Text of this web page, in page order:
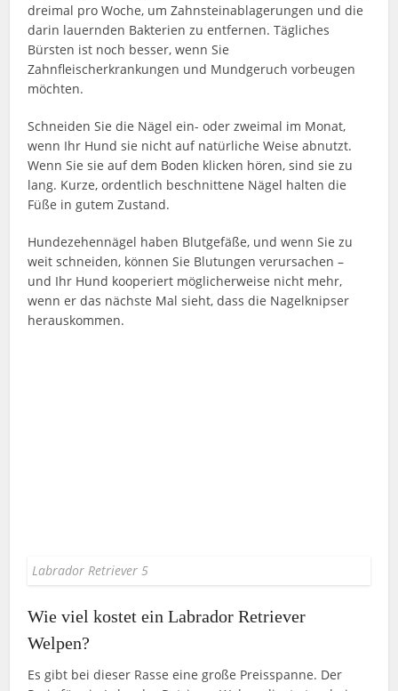
dreimal pro Woche, um Zahnsteinablagerungen und die
darin lauernden Bakterien zu entfernen. Tägliches
Bürsten ist noch besser, wenn Sie
Zahnfleischerkrankungen und Mundgeruch vorbeugen
möchten.
Schneiden Sie die Nägel ein- oder zweimal im Monat,
wenn Ihr Hund sie nicht auf natürliche Weise abnutzt.
Wenn Sie sie auf dem Boden klicken hören, sind sie zu
lang. Kurze, ordentlich beschnittene Nägel halten die
Füße in gutem Zustand.
Hundezehennägel haben Blutgefäße, und wenn Sie zu
weit schneiden, können Sie Blutungen verursachen –
und Ihr Hund kooperiert möglicherweise nicht mehr,
wenn er das nächste Mal sieht, dass die Nagelknipser
herauskommen.
Labrador Retriever 5
Wie viel kostet ein Labrador Retriever
Welpen?
Es gibt bei dieser Rasse eine große Preisspanne. Der